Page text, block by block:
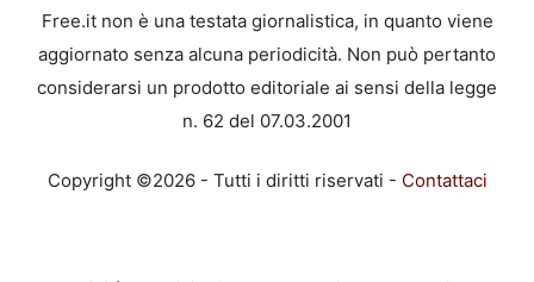
Free.it non è una testata giornalistica, in quanto viene
aggiornato senza alcuna periodicità. Non può pertanto
considerarsi un prodotto editoriale ai sensi della legge
n. 62 del 07.03.2001
Copyright ©2026 - Tutti i diritti riservati - Contattaci